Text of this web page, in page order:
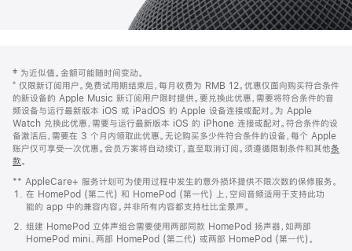
页
页
脚
注
‡ 为近似值。金额可能随时间变动。
⁺ 仅限新订阅用户。免费试用期结束后，每月收费为 RMB 12。优惠仅面向购买符合条件
的新设备的 Apple Music 新订阅用户限时提供。要兑换此优惠，需要将符合条件的音
频设备与运行最新版本 iOS 或 iPadOS 的 Apple 设备连接或配对。为 Apple
Watch 兑换此优惠，需要与运行最新版本 iOS 的 iPhone 连接或配对。符合条件的设
备激活后，需要在 3 个月内领取此优惠。无论购买多少件符合条件的设备，每个 Apple
账户仅可享受一次优惠。会员方案将自动续订，直至取消订阅。须遵循限制条件和其他条
款。
窗
口
中
打
开)
** AppleCare+ 服务计划可为使用过程中发生的意外损坏提供不限次数的保修服务。
在 HomePod (第二代) 和 HomePod (第一代) 上，空间音频适用于支持此功
能的 app 中的兼容内容。并非所有内容都支持杜比全景声。
组建 HomePod 立体声组合需要使用两部同款 HomePod 扬声器，如两部
HomePod mini、两部 HomePod (第二代) 或两部 HomePod (第一代)。